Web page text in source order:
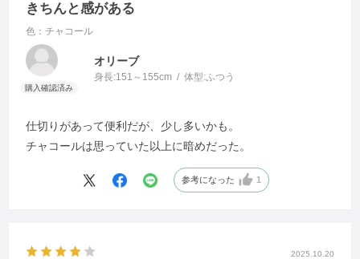
きちんと感がある
色：チャコール
オリーブ
身長:151～155cm 体型:ふつう
仕切りがあって便利だが、少し多いかも。
チャコールは思っていた以上に暗めだった。
参考になった 1
2025.10.20